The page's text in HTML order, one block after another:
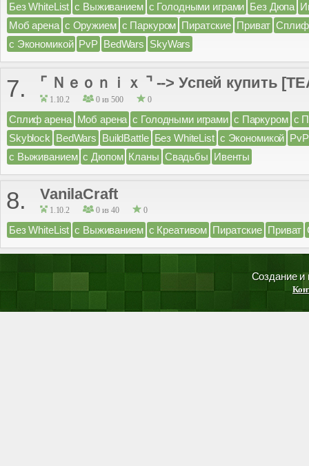
Без WhiteList с Выживанием с Голодными играми Без Дюпа
Моб арена с Оружием с Паркуром Пиратские Приват Сплиф
с Экономикой PvP BedWars SkyWars
7. ⌜ Ｎｅｏｎｉｘ ⌝ --> Успей купить
1.10.2 0 из 500 0
Сплиф арена Моб арена с Голодными играми с Паркуром с
Skyblock BedWars BuildBattle Без WhiteList с Экономикой PvP
с Выживанием с Дюпом Кланы Свадьбы Ивенты
8. VanilaCraft
1.10.2 0 из 40 0
Без WhiteList с Выживанием с Креативом Пиратские Приват
Создание и